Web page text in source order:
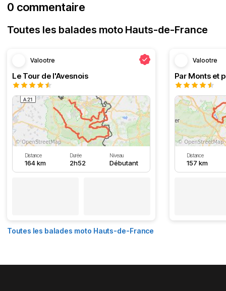
0 commentaire
Toutes les balades moto Hauts-de-France
Valootre
Le Tour de l'Avesnois
Distance
164 km
Durée
2h52
Niveau
Débutant
Valootre
Par Monts et
Distance
157 km
Toutes les balades moto Hauts-de-France